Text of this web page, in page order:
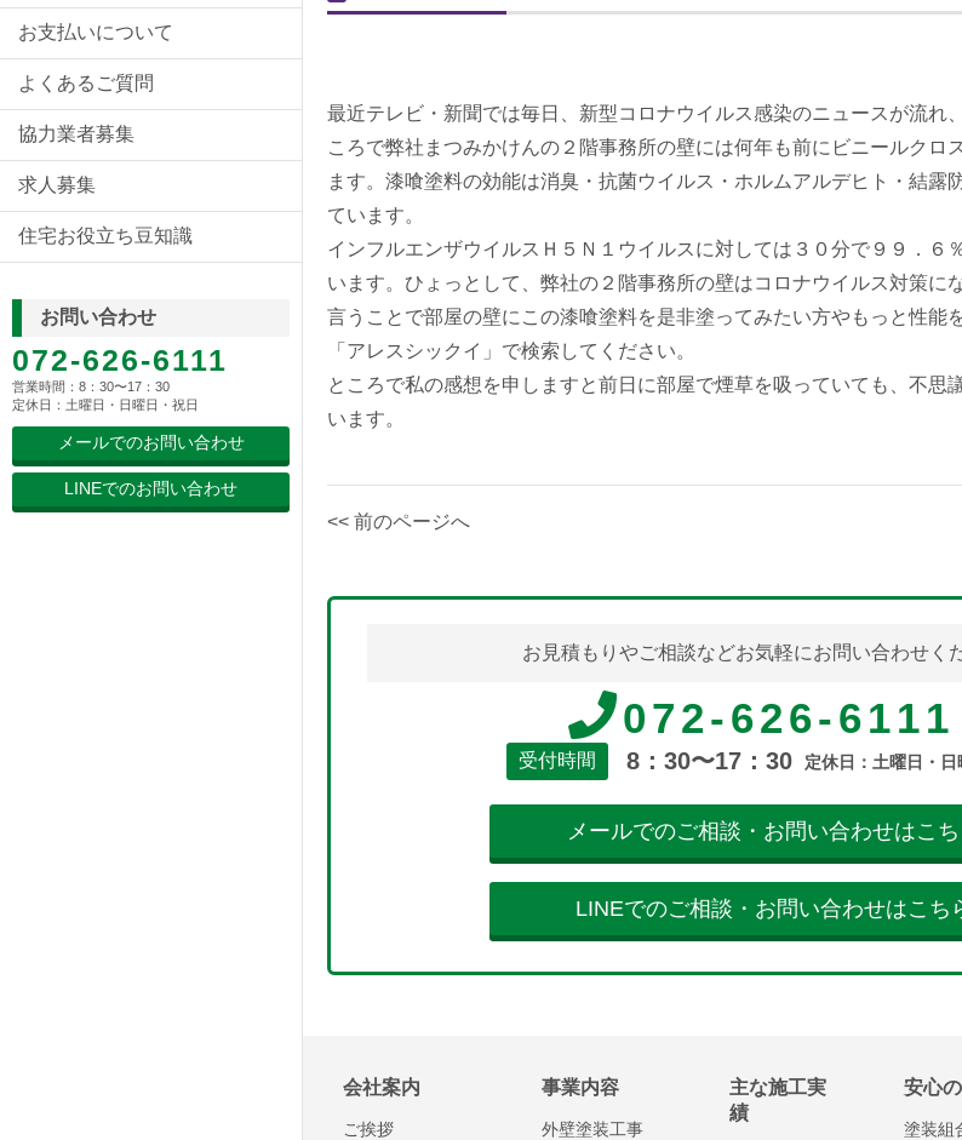
お支払いについて
よくあるご質問
協力業者募集
求人募集
住宅お役立ち豆知識
お問い合わせ
072-626-6111
営業時間：8：30〜17：30
定休日：土曜日・日曜日・祝日
メールでのお問い合わせ
LINEでのお問い合わせ
最近テレビ・新聞では毎日、新型コロナウイルス感染のニュースが流れ
ころで弊社まつみかけんの２階事務所の壁には何年も前にビニールクロ
ます。漆喰塗料の効能は消臭・抗菌ウイルス・ホルムアルデヒト・結露
ています。
インフルエンザウイルスＨ５Ｎ１ウイルスに対しては３０分で９９．６
います。ひょっとして、弊社の２階事務所の壁はコロナウイルス対策に
言うことで部屋の壁にこの漆喰塗料を是非塗ってみたい方やもっと性能
「アレスシックイ」で検索してください。
ところで私の感想を申しますと前日に部屋で煙草を吸っていても、不思
います。
<< 前のページへ
お見積もりやご相談などお気軽にお問い合わせく
072-626-6111
受付時間 8：30〜17：30 定休日：土曜日・日
メールでのご相談・お問い合わせはこち
LINEでのご相談・お問い合わせはこち
会社案内
ご挨拶
事業内容
外壁塗装工事
主な施工実
績
安心
塗装組